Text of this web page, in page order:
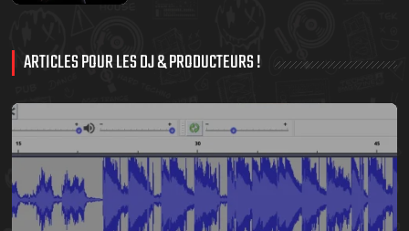
ARTICLES POUR LES DJ & PRODUCTEURS !